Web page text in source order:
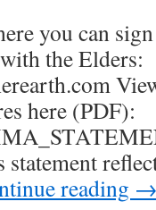
you can
the Elders:
here (PDF):
reading